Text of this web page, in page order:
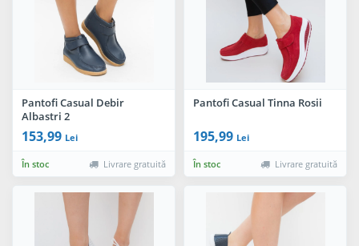
Pantofi Casual Debir
Albastri 2
153,99 Lei
În stoc Livrare gratuită
Pantofi Casual Tinna Rosii
195,99 Lei
În stoc Livrare gratuită